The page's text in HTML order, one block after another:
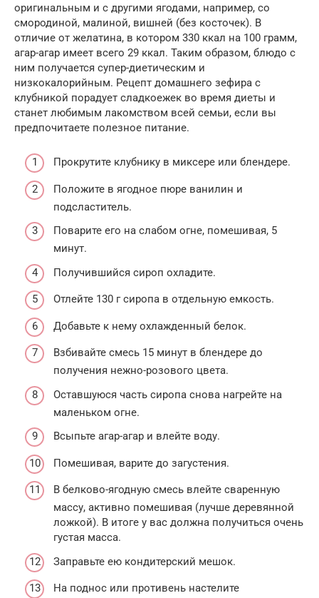
оригинальным и с другими ягодами, например, со
смородиной, малиной, вишней (без косточек). В
отличие от желатина, в котором 330 ккал на 100 грамм,
агар-агар имеет всего 29 ккал. Таким образом, блюдо с
ним получается супер-диетическим и
низкокалорийным. Рецепт домашнего зефира с
клубникой порадует сладкоежек во время диеты и
станет любимым лакомством всей семьи, если вы
предпочитаете полезное питание.
Прокрутите клубнику в миксере или блендере.
Положите в ягодное пюре ванилин и
подсластитель.
Поварите его на слабом огне, помешивая, 5
минут.
Получившийся сироп охладите.
Отлейте 130 г сиропа в отдельную емкость.
Добавьте к нему охлажденный белок.
Взбивайте смесь 15 минут в блендере до
получения нежно-розового цвета.
Оставшуюся часть сиропа снова нагрейте на
маленьком огне.
Всыпьте агар-агар и влейте воду.
Помешивая, варите до загустения.
В белково-ягодную смесь влейте сваренную
массу, активно помешивая (лучше деревянной
ложкой). В итоге у вас должна получиться очень
густая масса.
Заправьте ею кондитерский мешок.
На поднос или противень настелите